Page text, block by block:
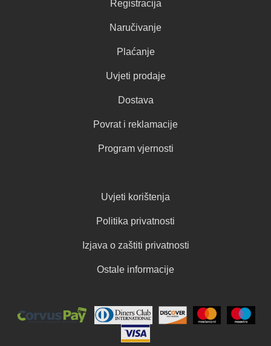
Registracija
Naručivanje
Plaćanje
Uvjeti prodaje
Dostava
Povrat i reklamacije
Program vjernosti
Uvjeti korištenja
Politika privatnosti
Izjava o zaštiti privatnosti
Ostale informacije